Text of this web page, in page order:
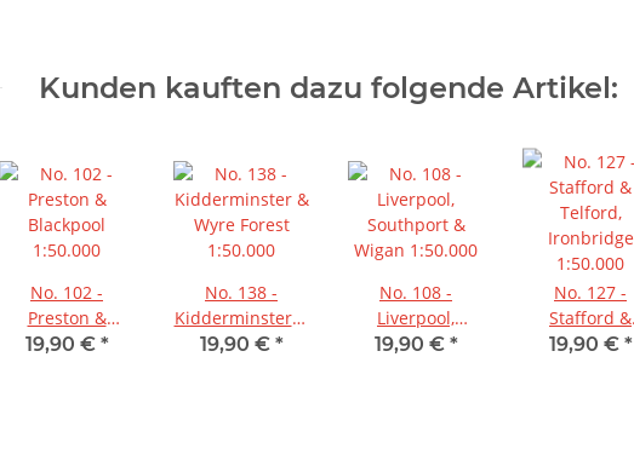
Kunden kauften dazu folgende Artikel:
No. 102 -
Preston &
Blackpool
19,90 € *
No. 138 -
Kidderminster &
Wyre Forest
19,90 € *
No. 108 -
Liverpool,
Southport &
19,90 € *
No. 127 -
Stafford &
Telford,
19,90 € *